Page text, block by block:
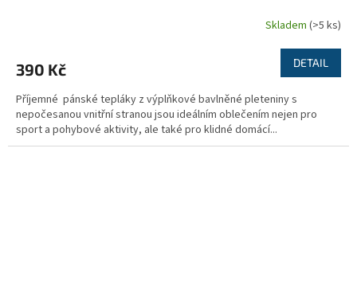
Skladem (>5 ks)
390 Kč DETAIL
Příjemné pánské tepláky z výplňkové bavlněné pleteniny s
nepočesanou vnitřní stranou jsou ideálním oblečením nejen pro
sport a pohybové aktivity, ale také pro klidné domácí...